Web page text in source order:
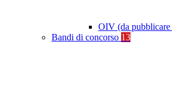
OIV (da pubblicare
Bandi di concorso 13